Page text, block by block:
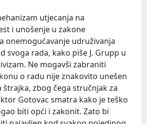
utjecanja na
i unošenje u zakone
onemogućavanje udruživanja
svoga rada, kako piše J. Grupp u
Ne mogavši zabraniti
o radu nije znakovito unešen
zbog čega stručnjak za
Gotovac smatra kako je teško
biti opći i zakonit. Zato bi